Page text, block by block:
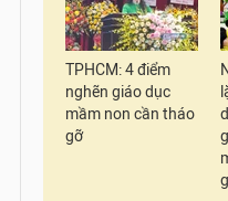
TPHCM: 4 điểm
nghẽn giáo dục
mầm non cần tháo
gỡ